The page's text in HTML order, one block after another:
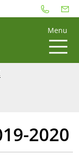
Menu
2020